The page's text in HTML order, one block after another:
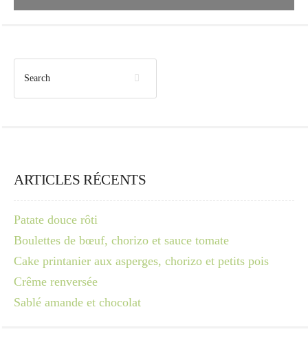
ARTICLES RÉCENTS
Patate douce rôti
Boulettes de bœuf, chorizo et sauce tomate
Cake printanier aux asperges, chorizo et petits pois
Crême renversée
Sablé amande et chocolat